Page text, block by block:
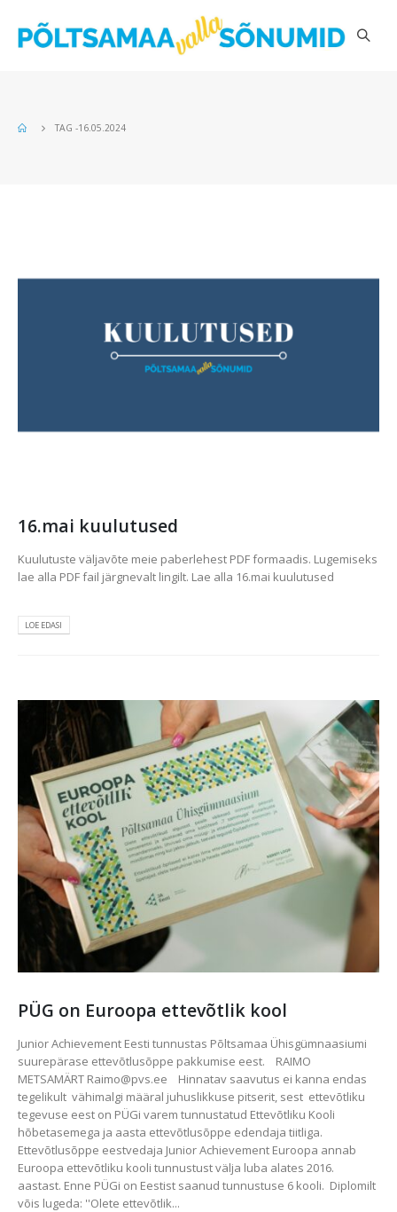
TAG -16.05.2024
16.mai kuulutused
Kuulutuste väljavõte meie paberlehest PDF formaadis. Lugemiseks
lae alla PDF fail järgnevalt lingilt. Lae alla 16.mai kuulutused
LOE EDASI
PÜG on Euroopa ettevõtlik kool
Junior Achievement Eesti tunnustas Põltsamaa Ühisgümnaasiumi
suurepärase ettevõtlusõppe pakkumise eest. RAIMO
METSAMÄRT Raimo@pvs.ee Hinnatav saavutus ei kanna endas
tegelikult vähimalgi määral juhuslikkuse pitserit, sest ettevõtliku
tegevuse eest on PÜGi varem tunnustatud Ettevõtliku Kooli
hõbetasemega ja aasta ettevõtlusõppe edendaja tiitliga.
Ettevõtlusõppe eestvedaja Junior Achievement Euroopa annab
Euroopa ettevõtliku kooli tunnustust välja luba alates 2016.
aastast. Enne PÜGi on Eestist saanud tunnustuse 6 kooli. Diplomilt
võis lugeda: ''Olete ettevõtlik...